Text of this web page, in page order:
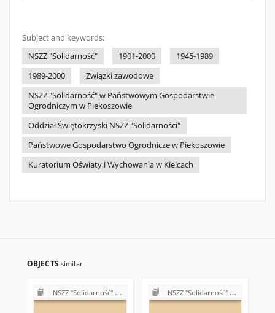
Subject and keywords:
NSZZ "Solidarność"
1901-2000
1945-1989
1989-2000
Związki zawodowe
NSZZ "Solidarność" w Państwowym Gospodarstwie
Ogrodniczym w Piekoszowie
Oddział Świętokrzyski NSZZ "Solidarności"
Państwowe Gospodarstwo Ogrodnicze w Piekoszowie
Kuratorium Oświaty i Wychowania w Kielcach
OBJECTS similar
NSZZ "Solidarność" w Państwowym Gospodarstwie Ogrodniczym w Piekoszowie NSZZ "Solidarność" w Państwowym Gospodarstwie Ogrodniczym w Piekoszowie